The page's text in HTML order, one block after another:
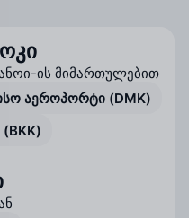
ის მიმართულებით
აეროპორტი (DMK)